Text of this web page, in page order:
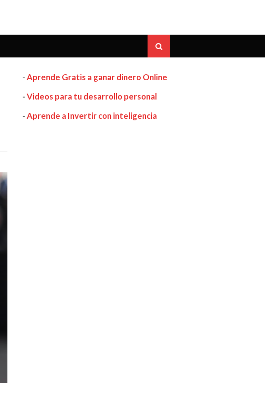
-Aprende Gratis a ganar dinero Online
-Videos para tu desarrollo personal
-Aprende a Invertir con inteligencia